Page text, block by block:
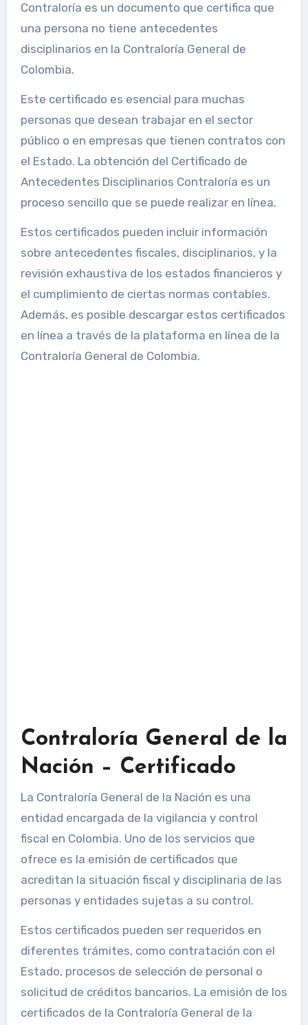
Contraloría es un documento que certifica que
una persona no tiene antecedentes
disciplinarios en la Contraloría General de
Colombia.
Este certificado es esencial para muchas
personas que desean trabajar en el sector
público o en empresas que tienen contratos con
el Estado. La obtención del Certificado de
Antecedentes Disciplinarios Contraloría es un
proceso sencillo que se puede realizar en línea.
Estos certificados pueden incluir información
sobre antecedentes fiscales, disciplinarios, y la
revisión exhaustiva de los estados financieros y
el cumplimiento de ciertas normas contables.
Además, es posible descargar estos certificados
en línea a través de la plataforma en línea de la
Contraloría General de Colombia.
Contraloría General de la
Nación – Certificado
La Contraloría General de la Nación es una
entidad encargada de la vigilancia y control
fiscal en Colombia. Uno de los servicios que
ofrece es la emisión de certificados que
acreditan la situación fiscal y disciplinaria de las
personas y entidades sujetas a su control.
Estos certificados pueden ser requeridos en
diferentes trámites, como contratación con el
Estado, procesos de selección de personal o
solicitud de créditos bancarios. La emisión de los
certificados de la Contraloría General de la